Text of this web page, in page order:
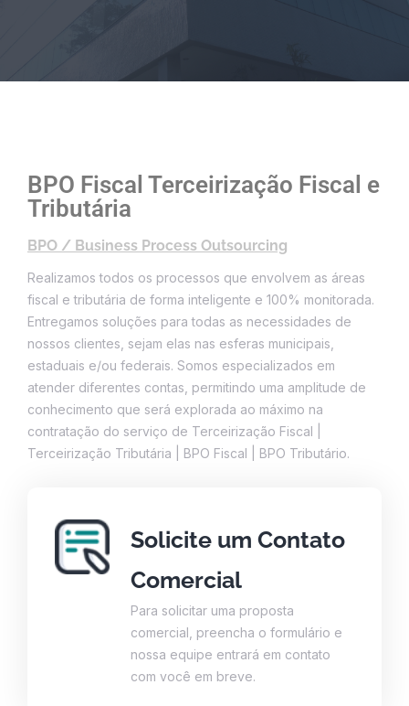
BPO Fiscal Terceirização Fiscal e
Tributária
BPO / Business Process Outsourcing
Realizamos todos os processos que envolvem as áreas
fiscal e tributária de forma inteligente e 100% monitorada.
Entregamos soluções para todas as necessidades de
nossos clientes, sejam elas nas esferas municipais,
estaduais e/ou federais. Somos especializados em
atender diferentes contas, permitindo uma amplitude de
conhecimento que será explorada ao máximo na
contratação do serviço de Terceirização Fiscal |
Terceirização Tributária | BPO Fiscal | BPO Tributário.
Solicite um Contato
Comercial
Para solicitar uma proposta
comercial, preencha o formulário e
nossa equipe entrará em contato
com você em breve.